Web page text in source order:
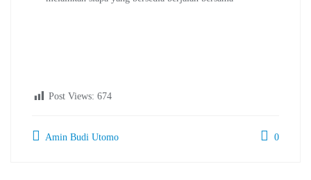
Post Views: 674
Amin Budi Utomo 0